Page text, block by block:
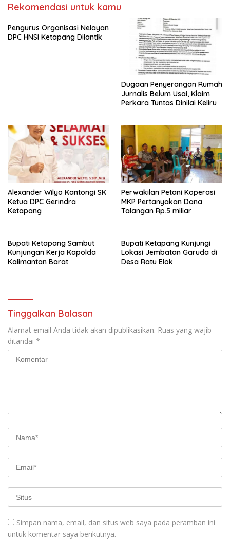
Rekomendasi untuk kamu
Pengurus Organisasi Nelayan
DPC HNSI Ketapang Dilantik
Dugaan Penyerangan Rumah
Jurnalis Belum Usai, Klaim
Perkara Tuntas Dinilai Keliru
Alexander Wilyo Kantongi SK
Ketua DPC Gerindra
Ketapang
Perwakilan Petani Koperasi
MKP Pertanyakan Dana
Talangan Rp.5 miliar
Bupati Ketapang Sambut
Kunjungan Kerja Kapolda
Kalimantan Barat
Bupati Ketapang Kunjungi
Lokasi Jembatan Garuda di
Desa Ratu Elok
Tinggalkan Balasan
Alamat email Anda tidak akan dipublikasikan. Ruas yang wajib
ditandai *
Simpan nama, email, dan situs web saya pada peramban ini
untuk komentar saya berikutnya.